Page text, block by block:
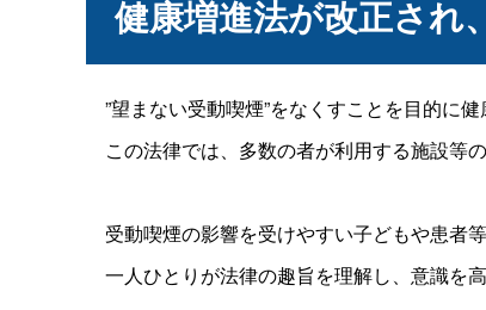
健康増進法が改正され
”望まない受動喫煙”をなくすことを目的に
この法律では、多数の者が利用する施設等
受動喫煙の影響を受けやすい子どもや患者
一人ひとりが法律の趣旨を理解し、意識を